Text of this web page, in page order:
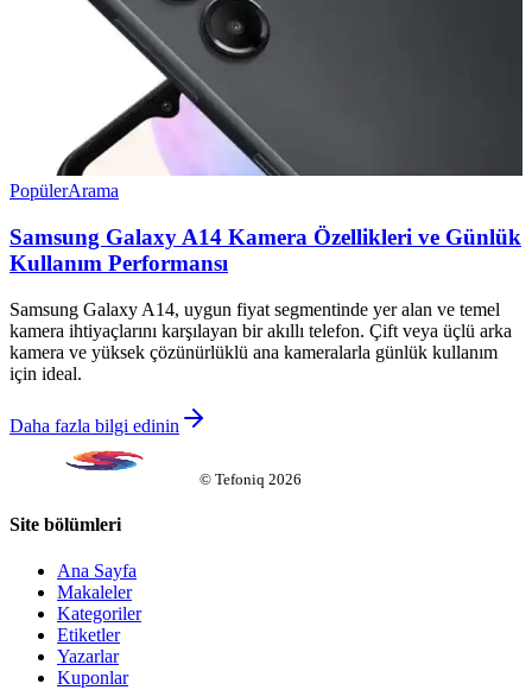
PopülerArama
Samsung Galaxy A14 Kamera Özellikleri ve Günlük
Kullanım Performansı
Samsung Galaxy A14, uygun fiyat segmentinde yer alan ve temel
kamera ihtiyaçlarını karşılayan bir akıllı telefon. Çift veya üçlü arka
kamera ve yüksek çözünürlüklü ana kameralarla günlük kullanım
için ideal.
Daha fazla bilgi edinin
© Tefoniq 2026
Site bölümleri
Ana Sayfa
Makaleler
Kategoriler
Etiketler
Yazarlar
Kuponlar